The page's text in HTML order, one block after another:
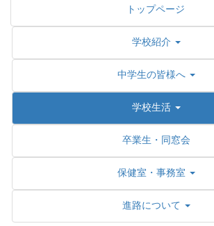
トップページ
学校紹介
中学生の皆様へ
学校生活
卒業生・同窓会
保健室・事務室
進路について